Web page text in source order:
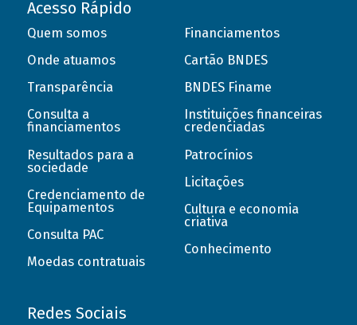
Acesso Rápido
Quem somos
Onde atuamos
Transparência
Consulta a
financiamentos
Resultados para a
sociedade
Credenciamento de
Equipamentos
Consulta PAC
Moedas contratuais
Financiamentos
Cartão BNDES
BNDES Finame
Instituições financeiras
credenciadas
Patrocínios
Licitações
Cultura e economia
criativa
Conhecimento
Redes Sociais